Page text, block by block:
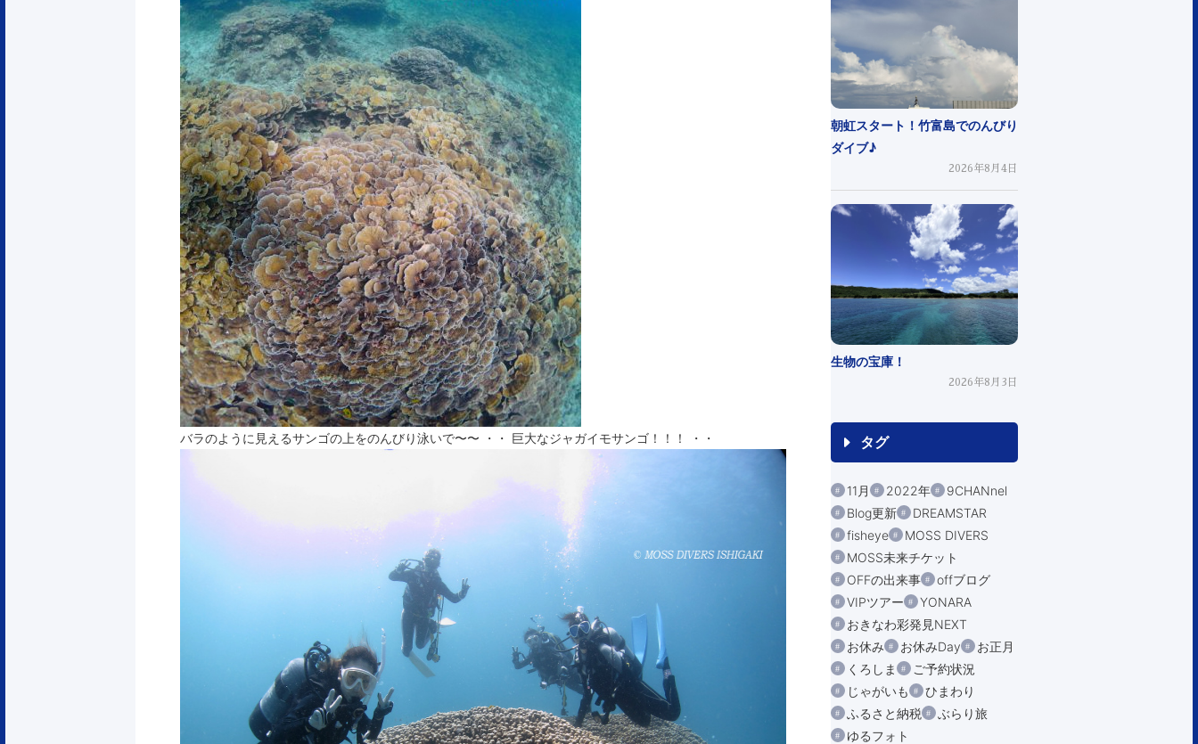
バラのように見えるサンゴの上をのんびり泳いで〜〜 ・・ 巨大なジャガイモサンゴ！！！ ・・
朝虹スタート！竹富島でのんびり
ダイブ♪
2026年8月4日
生物の宝庫！
2026年8月3日
タグ
11月 2022年
9CHANnel
Blog更新
DREAMSTAR
fisheye
MOSS DIVERS
MOSS未来チケット
OFFの出来事
offブログ
VIPツアー
YONARA
おきなわ彩発見NEXT
お休み
お休みDay
お正月
くろしま
ご予約状況
じゃがいも
ひまわり
ふるさと納税
ぶらり旅
ゆるフォト